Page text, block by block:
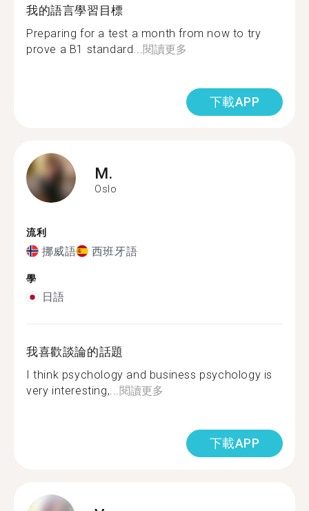
我的語言學習目標
Preparing for a test a month from now to try
prove a B1 standard...閱讀更多
下載APP
M.
Oslo
流利
挪威語 西班牙語
學
日語
我喜歡談論的話題
I think psychology and business psychology is
very interesting,...閱讀更多
下載APP